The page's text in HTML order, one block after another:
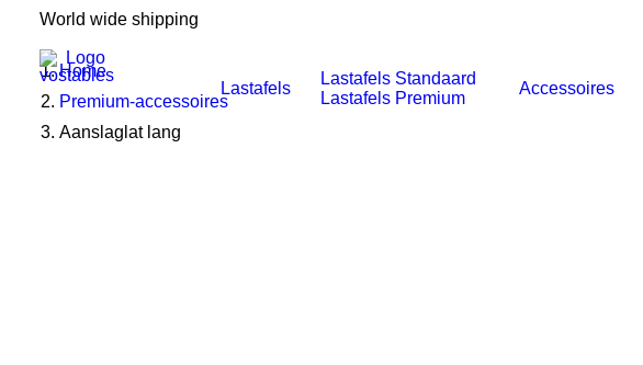
World wide shipping
Lastafels
Lastafels Standaard
Lastafels Premium
Accessoires
Home
Premium-accessoires
Aanslaglat lang